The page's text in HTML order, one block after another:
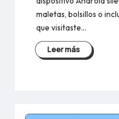
maletas, bolsillos o
que visitaste...
Leer más